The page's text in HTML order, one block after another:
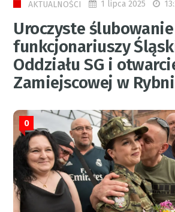
AKTUALNOŚCI 1 lipca 2025
Uroczyste
funkcjonariuszy
Oddziału SG i
Zamiejscowej w
0